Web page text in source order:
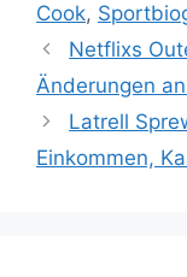
Cook,
Netflixs
Änderungen
Latrell
Einkommen,